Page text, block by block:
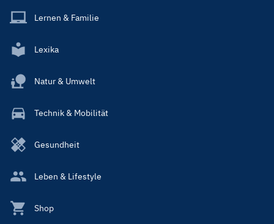
Lernen & Familie
Lexika
Natur & Umwelt
Technik & Mobilität
Gesundheit
Leben & Lifestyle
Shop